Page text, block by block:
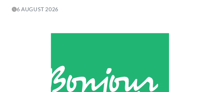
6 AUGUST 2026